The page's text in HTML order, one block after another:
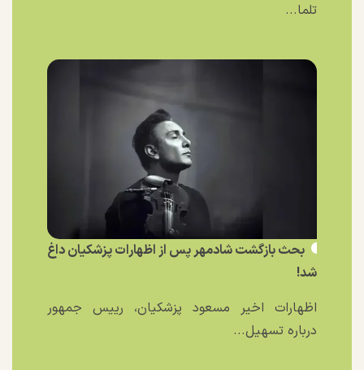
تلما...
بحث بازگشت شادمهر پس از اظهارات پزشکیان داغ
شد!
اظهارات اخیر مسعود پزشکیان، رییس جمهور
درباره تسهیل...